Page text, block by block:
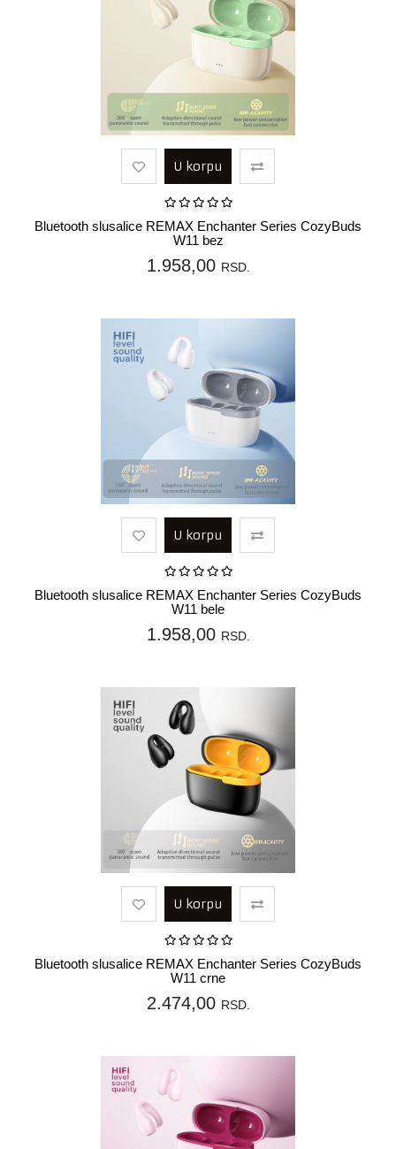
U korpu
Bluetooth slusalice REMAX Enchanter Series CozyBuds
W11 bez
1.958,00 RSD.
U korpu
Bluetooth slusalice REMAX Enchanter Series CozyBuds
W11 bele
1.958,00 RSD.
U korpu
Bluetooth slusalice REMAX Enchanter Series CozyBuds
W11 crne
2.474,00 RSD.